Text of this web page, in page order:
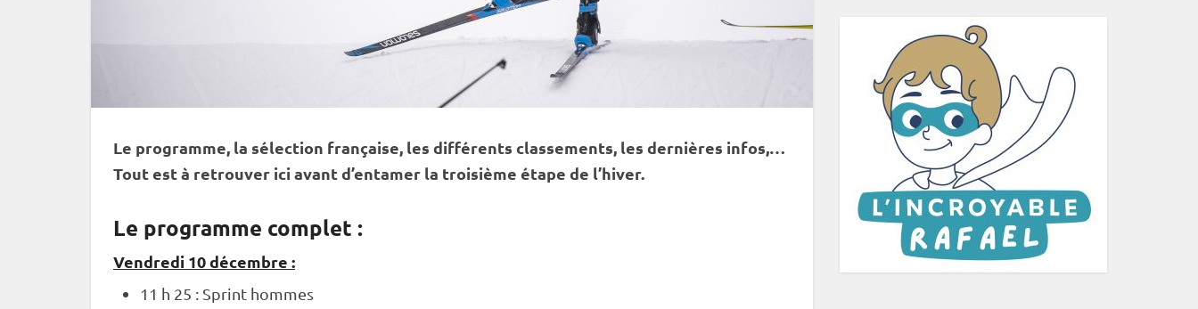
Le programme, la sélection française, les différents classements, les dernières infos,…
Tout est à retrouver ici avant d’entamer la troisième étape de l’hiver.
Le programme complet :
Vendredi 10 décembre :
11 h 25 : Sprint hommes